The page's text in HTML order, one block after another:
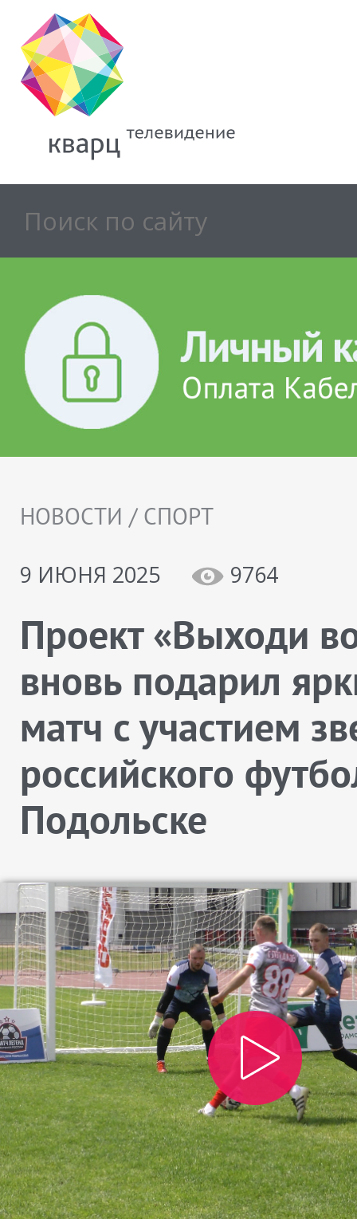
НОВОСТИ / СПОРТ
9 ИЮНЯ 2025
9764
Проект «Выходи
вновь подарил
матч с участием
российского
Подольске